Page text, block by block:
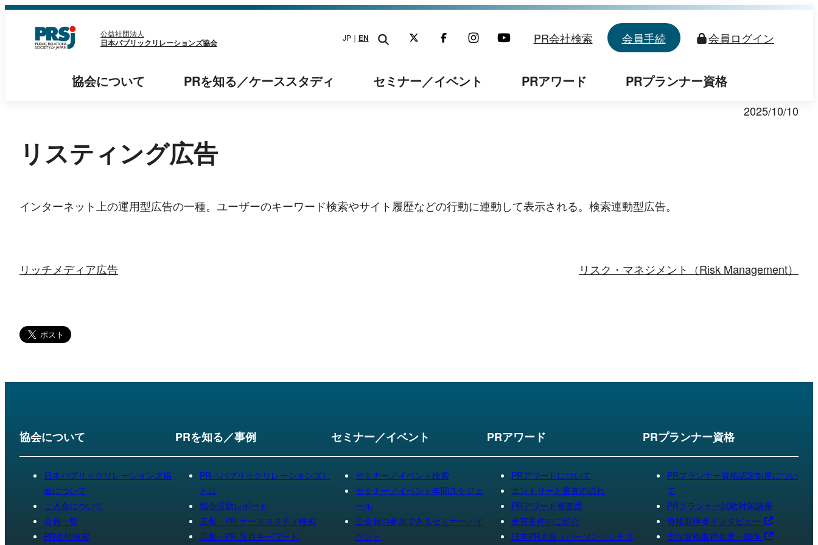
内
公益社団法人
日本パブリックリレーションズ協会 JP｜ EN PR会社検索 会員手続 会員ログイン
協会について PRを知る／ケーススタディ セミナー／イベント PRアワード PRプランナー資格
2025/10/10
リスティング広告
インターネット上の運用型広告の一種。ユーザーのキーワード検索やサイト履歴などの行動に連動して表示される。検索連動型広告。
リッチメディア広告 リスク・マネジメント（Risk Management）
協会について
日本パブリックリレーションズ協
会について
ご入会について
会員一覧
PR会社検索
PRを知る／事例
PR（パブリックリレーションズ）
とは
協会活動レポート
広報・PR ケーススタディ検索
広報・PR 注目キーワード
セミナー／イベント
セミナー／イベント検索
セミナー／イベント年間スケジュ
ール
正会員の参加できるセミナー／イ
ベント
PRアワード
PRアワードについて
エントリーと審査の流れ
PRアワード審査団
受賞案件のご紹介
日本PR大賞（パーソン／シチズ
PRプランナー資格
PRプランナー資格認定制度につい
て
PRプランナー試験対策講座
資格取得者インタビュー
主な資格取得企業・団体